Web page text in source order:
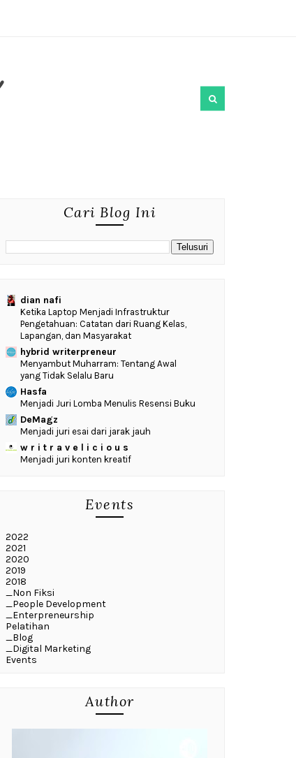
Cari Blog Ini
dian nafi
Ketika Laptop Menjadi Infrastruktur
Pengetahuan: Catatan dari Ruang Kelas,
Lapangan, dan Masyarakat
hybrid writerpreneur
Menyambut Muharram: Tentang Awal
yang Tidak Selalu Baru
Hasfa
Menjadi Juri Lomba Menulis Resensi Buku
DeMagz
Menjadi juri esai dari jarak jauh
w r i t r a v e l i c i o u s
Menjadi juri konten kreatif
Events
2022
2021
2020
2019
2018
_Non Fiksi
_People Development
_Enterpreneurship
Pelatihan
_Blog
_Digital Marketing
Events
Author